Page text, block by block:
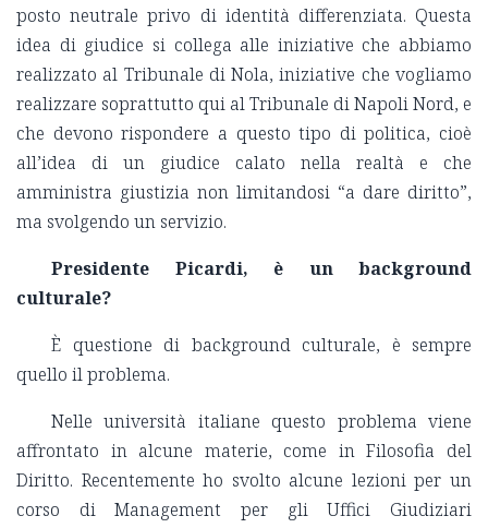
posto neutrale privo di identità differenziata. Questa
idea di giudice si collega alle iniziative che abbiamo
realizzato al Tribunale di Nola, iniziative che vogliamo
realizzare soprattutto qui al Tribunale di Napoli Nord, e
che devono rispondere a questo tipo di politica, cioè
all’idea di un giudice calato nella realtà e che
amministra giustizia non limitandosi “a dare diritto”,
ma svolgendo un servizio.
Presidente Picardi, è un background
culturale?
È questione di background culturale, è sempre
quello il problema.
Nelle università italiane questo problema viene
affrontato in alcune materie, come in Filosofia del
Diritto. Recentemente ho svolto alcune lezioni per un
corso di Management per gli Uffici Giudiziari